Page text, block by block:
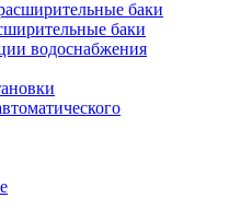
баки
водоснабжения